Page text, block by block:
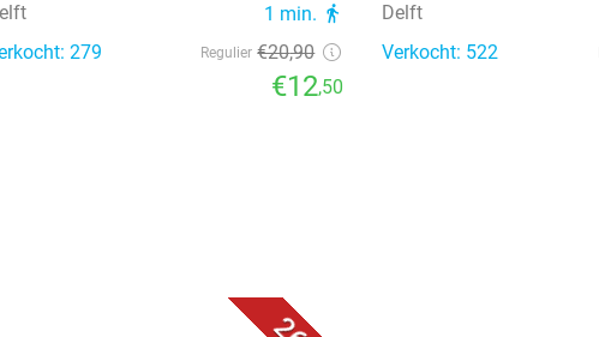
1 min. directions_walk
279 Regulier €20,90
€12,50
Delft
Verkocht: 522